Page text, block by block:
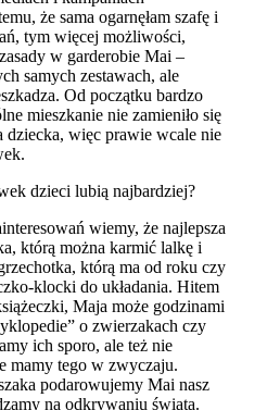
że sama ogarnęłam szafę i
tym więcej możliwości,
w garderobie Mai –
samych zestawach, ale
Od początku bardzo
mieszkanie nie zamieniło się
dziecka, więc prawie wcale nie
dzieci lubią najbardziej?
wiemy, że najlepsza
którą można karmić lalkę i
którą ma od roku czy
klocki do układania. Hitem
Maja może godzinami
o zwierzakach czy
ich sporo, ale też nie
mamy tego w zwyczaju.
podarowujemy Mai nasz
na odkrywaniu świata.